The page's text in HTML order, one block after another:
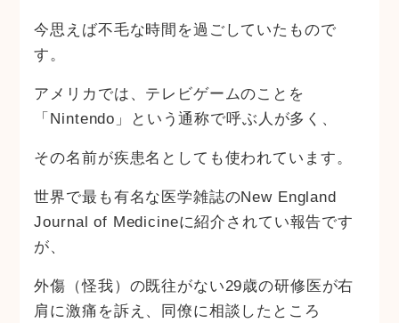
今思えば不毛な時間を過ごしていたもので
す。
アメリカでは、テレビゲームのことを
「Nintendo」という通称で呼ぶ人が多く、
その名前が疾患名としても使われています。
世界で最も有名な医学雑誌のNew England
Journal of Medicineに紹介されてい報告です
が、
外傷（怪我）の既往がない29歳の研修医が右
肩に激痛を訴え、同僚に相談したところ